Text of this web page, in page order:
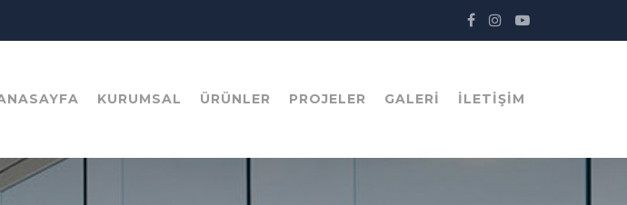
KURUMSAL ÜRÜNLER PROJELER GALERI İLETIŞIM